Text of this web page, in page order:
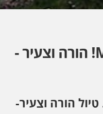
Multi Adventure! הורה וצעיר -
באוגוסט, 2026. טיול הורה וצעיר-